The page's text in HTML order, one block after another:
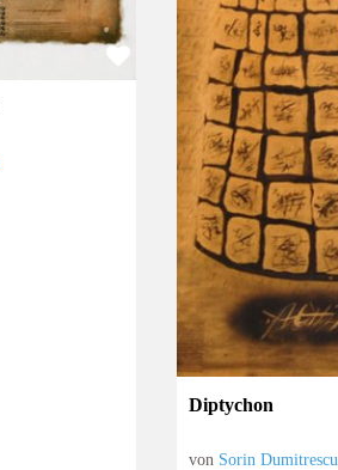
Diptychon
von Sorin Dumitrescu